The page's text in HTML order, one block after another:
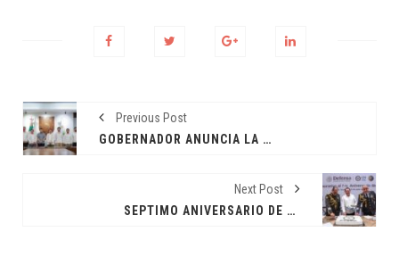
Previous Post
GOBERNADOR ANUNCIA LA CREACIÓN DEL PRIMER CAST
Next Post
SEPTIMO ANIVERSARIO DE LA GUARDIA NACIONAL